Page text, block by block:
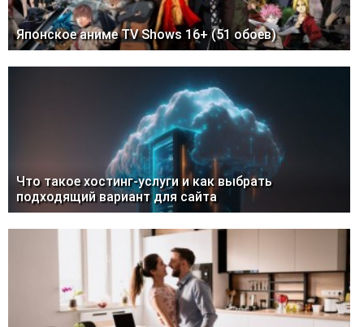
Самоклеящаяся бумага: универсальный материал
для печати и маркировки
Японское аниме TV Shows 16+ (51 обоев)